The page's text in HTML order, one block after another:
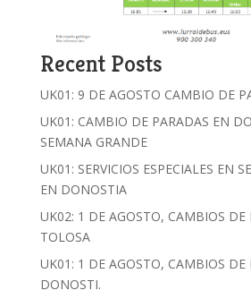
Recent Posts
UK01: 9 DE AGOSTO CAMBIO DE
UK01: CAMBIO DE PARADAS EN
SEMANA GRANDE
UK01: SERVICIOS ESPECIALES EN
EN DONOSTIA
UK02: 1 DE AGOSTO, CAMBIOS DE
TOLOSA
UK01: 1 DE AGOSTO, CAMBIOS DE
DONOSTI.